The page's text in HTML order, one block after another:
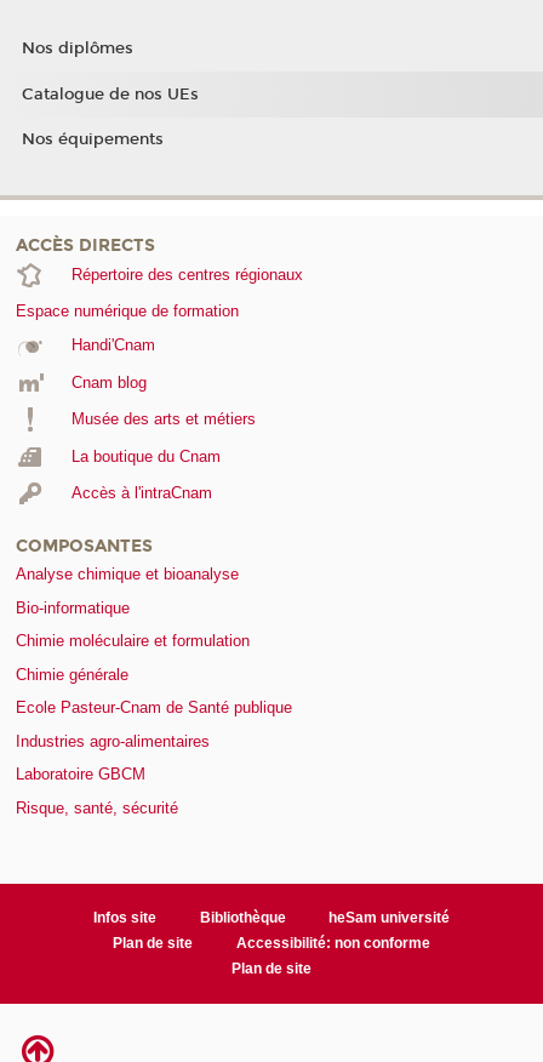
Nos diplômes
Catalogue de nos UEs
Nos équipements
ACCÈS DIRECTS
Répertoire des centres régionaux
Espace numérique de formation
Handi'Cnam
Cnam blog
Musée des arts et métiers
La boutique du Cnam
Accès à l'intraCnam
COMPOSANTES
Analyse chimique et bioanalyse
Bio-informatique
Chimie moléculaire et formulation
Chimie générale
Ecole Pasteur-Cnam de Santé publique
Industries agro-alimentaires
Laboratoire GBCM
Risque, santé, sécurité
Infos site Bibliothèque
heSam université
Plan de site
Accessibilité: non conforme
Plan de site